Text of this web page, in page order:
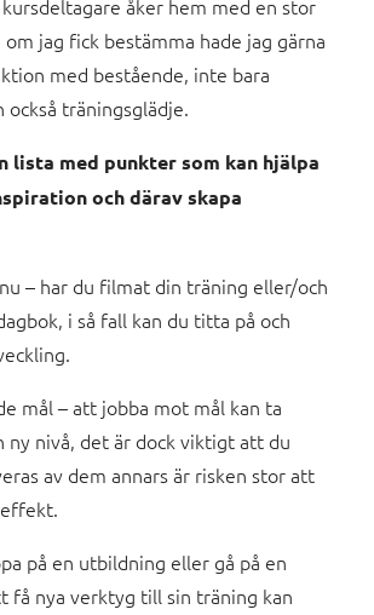
åker hem med en stor
jag fick bestämma hade jag gärna
med bestående, inte bara
träningsglädje.
lista med punkter som kan hjälpa
och därav skapa
– har du filmat din träning eller/och
i så fall kan du titta på och
mål – att jobba mot mål kan ta
ny nivå, det är dock viktigt att du
av dem annars är risken stor att
på en utbildning eller gå på en
få nya verktyg till sin träning kan